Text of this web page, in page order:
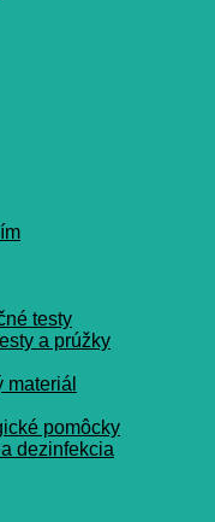
testy
a prúžky
materiál
pomôcky
dezinfekcia